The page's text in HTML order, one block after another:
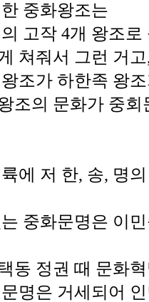
중화왕조는
고작 4개 왕조로
쳐줘서 그런 거
조가 하한족 왕
조의 문화가 중
에 저 한, 송, 명
중화문명은 이
동 정권 때 문화
명은 거세되어